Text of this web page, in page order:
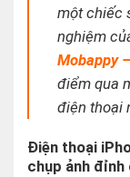
một chiếc
nghiệm
Mobappy
điểm qua
điện thoại
Điện thoại
chụp ảnh đỉnh